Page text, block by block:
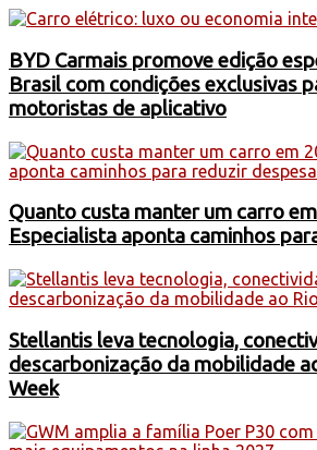
BYD Carmais promove edição
Brasil com condições exclusivas
motoristas de aplicativo
Quanto custa manter um carro
Especialista aponta caminhos
Stellantis leva tecnologia,
descarbonização da mobilidade
Week